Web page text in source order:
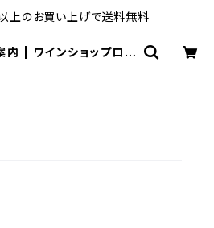
上のお買い上げで送料無料
内 | ワインショップロー